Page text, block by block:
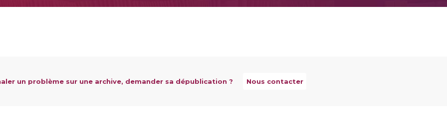
un problème sur une archive, demander sa dépublication ? Nous contacter